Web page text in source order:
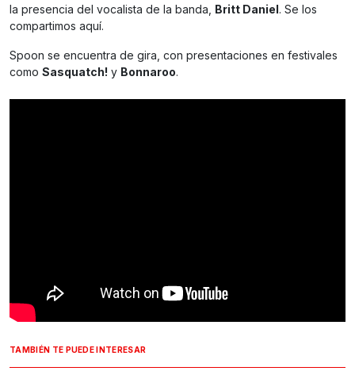
la presencia del vocalista de la banda, Britt Daniel. Se los
compartimos aquí.
Spoon se encuentra de gira, con presentaciones en festivales
como Sasquatch! y Bonnaroo.
TAMBIÉN TE PUEDE INTERESAR